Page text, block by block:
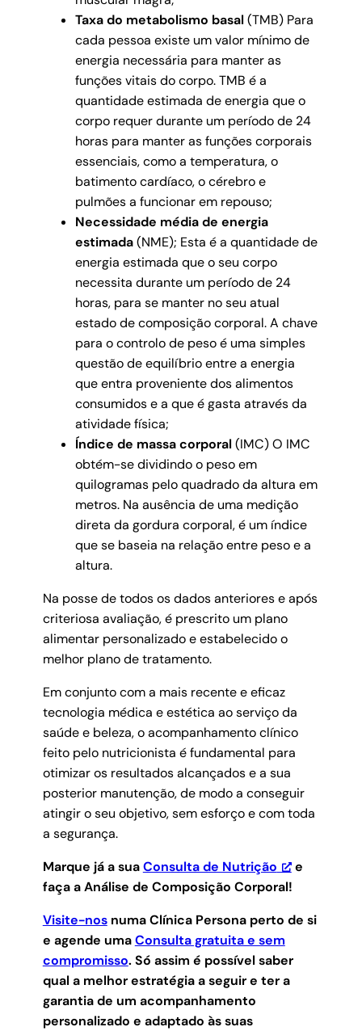
Taxa do metabolismo basal(TMB) Para
cada pessoa existe um valor mínimo de
energia necessária para manter as
funções vitais do corpo. TMB é a
quantidade estimada de energia que o
corpo requer durante um período de 24
horas para manter as funções corporais
essenciais, como a temperatura, o
batimento cardíaco, o cérebro e
pulmões a funcionar em repouso;
Necessidade média de energia
estimada(NME); Esta é a quantidade de
energia estimada que o seu corpo
necessita durante um período de 24
horas, para se manter no seu atual
estado de composição corporal. A chave
para o controlo de peso é uma simples
questão de equilíbrio entre a energia
que entra proveniente dos alimentos
consumidos e a que é gasta através da
atividade física;
Índice de massa corporal(IMC) O IMC
obtém-se dividindo o peso em
quilogramas pelo quadrado da altura em
metros. Na ausência de uma medição
direta da gordura corporal, é um índice
que se baseia na relação entre peso e a
altura.
Na posse de todos os dados anteriores e após
criteriosa avaliação, é prescrito um plano
alimentar personalizado e estabelecido o
melhor plano de tratamento.
Em conjunto com a mais recente e eficaz
tecnologia médica e estética ao serviço da
saúde e beleza, o acompanhamento clínico
feito pelo nutricionista é fundamental para
otimizar os resultados alcançados e a sua
posterior manutenção, de modo a conseguir
atingir o seu objetivo, sem esforço e com toda
a segurança.
Marque já a suaConsulta de Nutrição
e
faça a Análise de Composição Corporal!
Visite-nosnuma Clínica Persona perto de si
e agende umaConsulta gratuita e sem
compromisso. Só assim é possível saber
qual a melhor estratégia a seguir e ter a
garantia de um acompanhamento
personalizado e adaptado às suas